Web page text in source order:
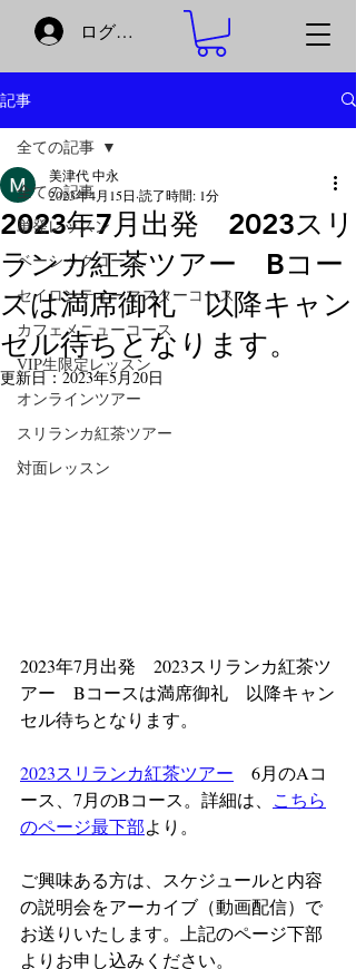
ログイン
記事
全ての記事
単発レッスン
ベーシックコース
セイロンティーマスターコース
カフェメニューコース
VIP生限定レッスン
オンラインツアー
スリランカ紅茶ツアー
対面レッスン
全ての記事
2023年7月出発 2023スリ
ランカ紅茶ツアー Bコー
スは満席御礼 以降キャン
セル待ちとなります。
美津代 中永
2023年4月15日 読了時間: 1分
更新日：2023年5月20日
2023年7月出発　2023スリランカ紅茶ツ
アー　Bコースは満席御礼　以降キャン
セル待ちとなります。
2023スリランカ紅茶ツアー 6月のAコ
ース、7月のBコース。詳細は、 こちら
のページ最下部より。
ご興味ある方は、スケジュールと内容
の説明会をアーカイブ（動画配信）で
お送りいたします。上記のページ下部
よりお申し込みください。